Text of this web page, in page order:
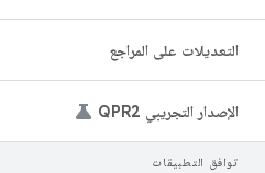
التعديلات على المراجع
الإصدار التجريبي QPR2
توافق التطبيقات